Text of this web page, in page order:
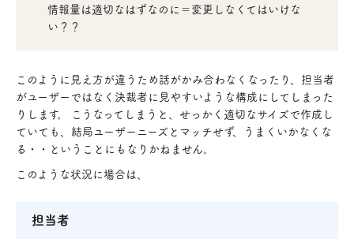
情報量は適切なはずなのに＝変更しなくてはいけな
い？？
このように見え方が違うため話がかみ合わなくなったり、担当者
がユーザーではなく決裁者に見やすいような構成にしてしまった
りします。 こうなってしまうと、せっかく適切なサイズで作成し
ていても、結局ユーザーニーズとマッチせず、うまくいかなくな
る・・ということにもなりかねません。
このような状況に場合は、
担当者